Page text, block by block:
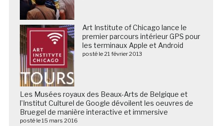
Art Institute of Chicago lance le
premier parcours intérieur GPS pour
les terminaux Apple et Android
posté le 21 février 2013
Les Musées royaux des Beaux-Arts de Belgique et
l’Institut Culturel de Google dévoilent les oeuvres de
Bruegel de manière interactive et immersive
posté le 15 mars 2016